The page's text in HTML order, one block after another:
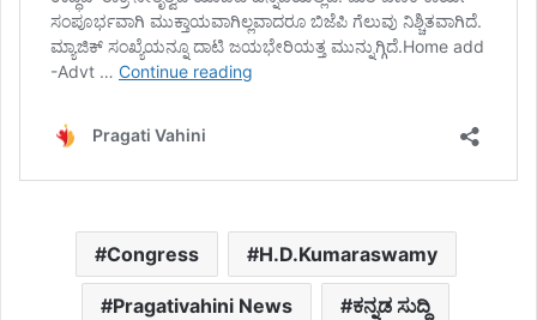
Congress H.D.Kumaraswamy
Pragativahini News ಕನ್ನಡ ಸುದ್ದಿ